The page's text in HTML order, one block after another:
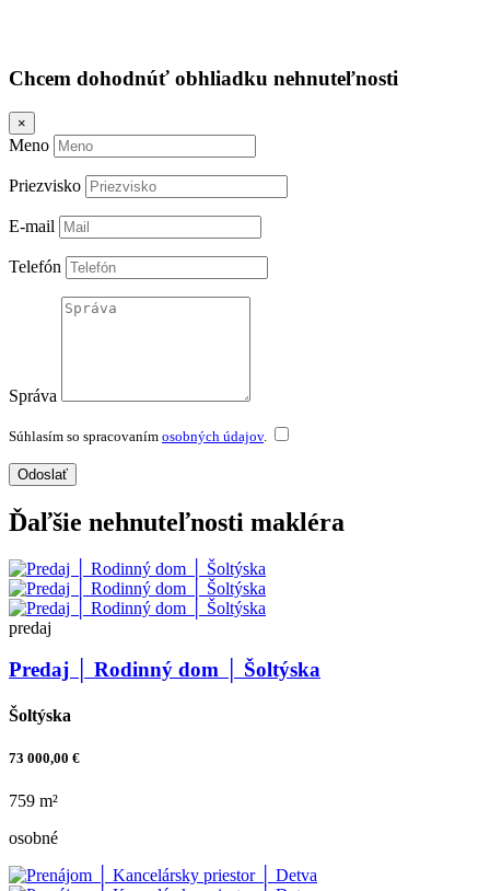
Chcem dohodnúť obhliadku nehnuteľnosti
×
Meno
Priezvisko
E-mail
Telefón
Správa
Súhlasím so spracovaním osobných údajov.
Odoslať
Ďaľšie nehnuteľnosti makléra
predaj
Predaj │ Rodinný dom │ Šoltýska
Šoltýska
73 000,00 €
759 m²
osobné